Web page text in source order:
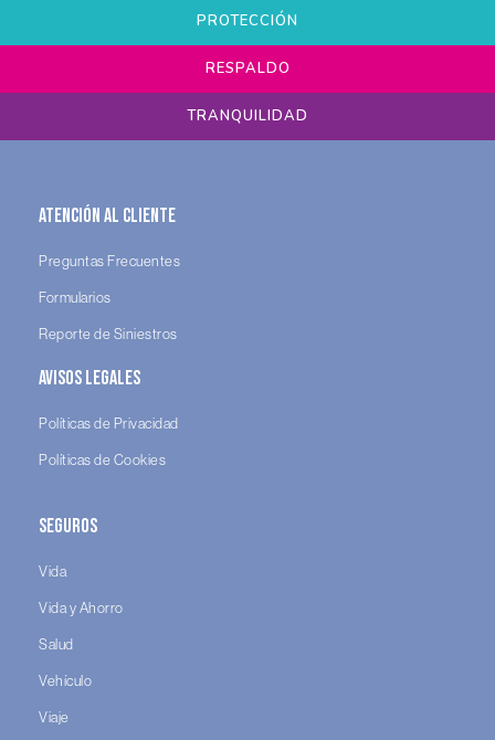
PROTECCIÓN
RESPALDO
TRANQUILIDAD
Atención al Cliente
Preguntas Frecuentes
Formularios
Reporte de Siniestros
Avisos legales
Políticas de Privacidad
Políticas de Cookies
Seguros
Vida
Vida y Ahorro
Salud
Vehículo
Viaje